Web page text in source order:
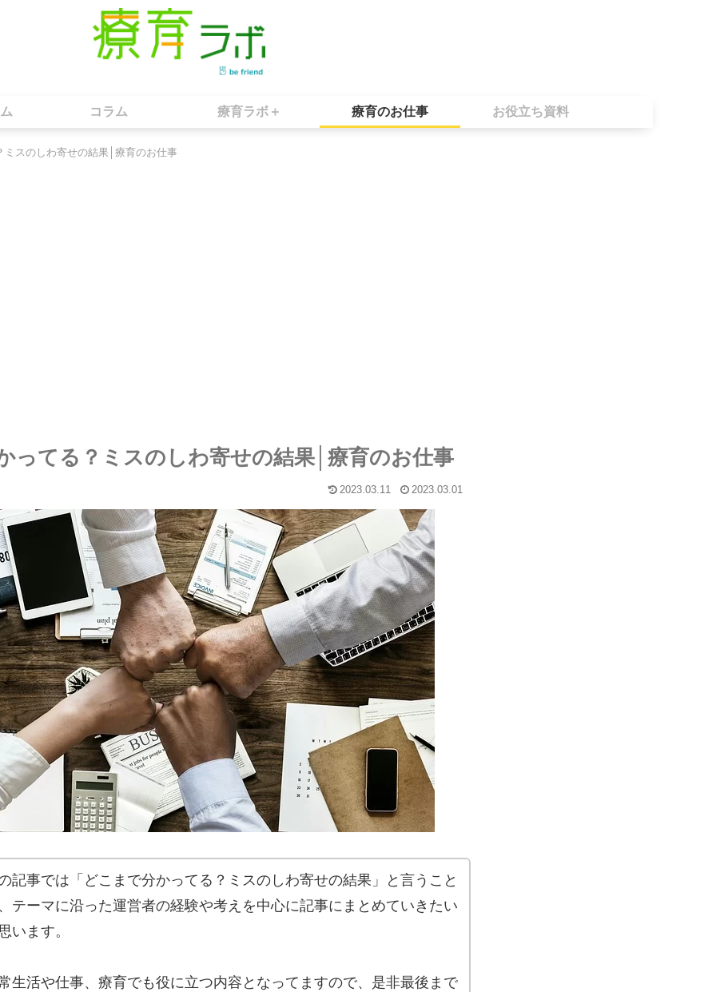
コラム 療育ラボ＋ 療育のお仕事 お役立ち資料
ミスのしわ寄せの結果│療育のお仕事
ってる？ミスのしわ寄せの結果│療育のお仕事
2023.03.11 2023.03.01
記事では「どこまで分かってる？ミスのしわ寄せの結果」と言うこと
テーマに沿った運営者の経験や考えを中心に記事にまとめていきたい
います。
生活や仕事、療育でも役に立つ内容となってますので、是非最後まで